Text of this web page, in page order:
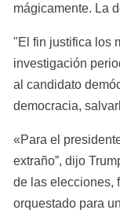
mágicamente. La
"El fin justifica los
investigación
al candidato
democracia,
«Para el
extraño”, dijo
de las elecciones,
orquestado para